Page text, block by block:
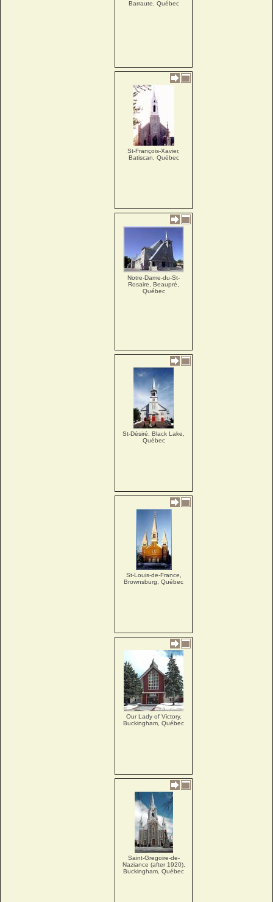
Barraute, Québec
St-François-Xavier,
Batiscan, Québec
Notre-Dame-du-St-
Rosaire, Beaupré,
Québec
St-Désiré, Black Lake,
Québec
St-Louis-de-France,
Brownsburg, Québec
Our Lady of Victory,
Buckingham, Québec
Saint-Gregoire-de-
Naziance (after 1920),
Buckingham, Québec